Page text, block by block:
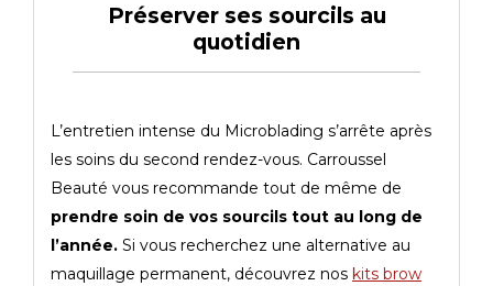
Préserver ses sourcils au
quotidien
L’entretien intense du Microblading s’arrête après
les soins du second rendez-vous. Carroussel
Beauté vous recommande tout de même de
prendre soin de vos sourcils tout au long de
l’année. Si vous recherchez une alternative au
maquillage permanent, découvrez nos kits brow